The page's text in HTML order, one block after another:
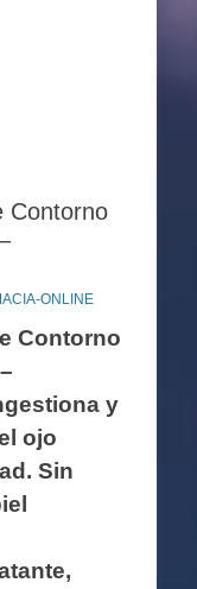
Contorno
ONLINE
Contorno
y
ojo
Sin